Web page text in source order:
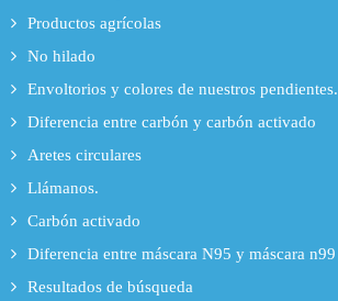
Productos agrícolas
No hilado
Envoltorios y colores de nuestros pendientes.
Diferencia entre carbón y carbón activado
Aretes circulares
Llámanos.
Carbón activado
Diferencia entre máscara N95 y máscara n99
Resultados de búsqueda